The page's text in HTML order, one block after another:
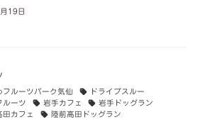
19日
フルーツパーク気仙
ドライブスルー
ルーツ
岩手カフェ
岩手ドッグラン
田カフェ
陸前高田ドッグラン